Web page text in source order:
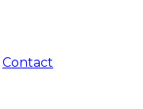
Contact